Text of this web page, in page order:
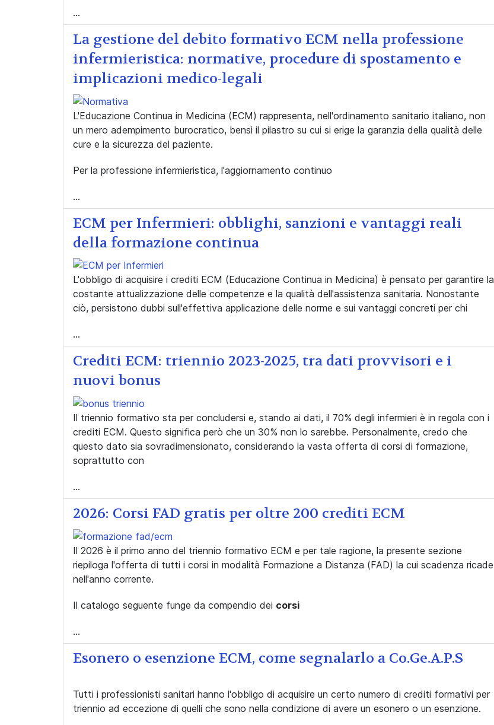
...
La gestione del debito formativo ECM nella professione
infermieristica: normative, procedure di spostamento e
implicazioni medico-legali
L'Educazione Continua in Medicina (ECM) rappresenta, nell'ordinamento sanitario italiano, non
un mero adempimento burocratico, bensì il pilastro su cui si erige la garanzia della qualità delle
cure e la sicurezza del paziente.
Per la professione infermieristica, l'aggiornamento continuo
...
ECM per Infermieri: obblighi, sanzioni e vantaggi reali
della formazione continua
L'obbligo di acquisire i crediti ECM (Educazione Continua in Medicina) è pensato per garantire la
costante attualizzazione delle competenze e la qualità dell'assistenza sanitaria. Nonostante
ciò, persistono dubbi sull'effettiva applicazione delle norme e sui vantaggi concreti per chi
...
Crediti ECM: triennio 2023-2025, tra dati provvisori e i
nuovi bonus
Il triennio formativo sta per concludersi e, stando ai dati, il 70% degli infermieri è in regola con i
crediti ECM. Questo significa però che un 30% non lo sarebbe. Personalmente, credo che
questo dato sia sovradimensionato, considerando la vasta offerta di corsi di formazione,
soprattutto con
...
2026: Corsi FAD gratis per oltre 200 crediti ECM
Il 2026 è il primo anno del triennio formativo ECM e per tale ragione, la presente sezione
riepiloga l'offerta di tutti i corsi in modalità Formazione a Distanza (FAD) la cui scadenza ricade
nell'anno corrente.
Il catalogo seguente funge da compendio dei corsi
...
Esonero o esenzione ECM, come segnalarlo a Co.Ge.A.P.S
Tutti i professionisti sanitari hanno l'obbligo di acquisire un certo numero di crediti formativi per
triennio ad eccezione di quelli che sono nella condizione di avere un esonero o un esenzione.